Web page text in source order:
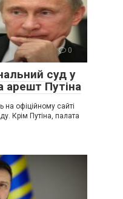
0
суд у
арешт Путіна
на офіційному сайті
Крім Путіна, палата